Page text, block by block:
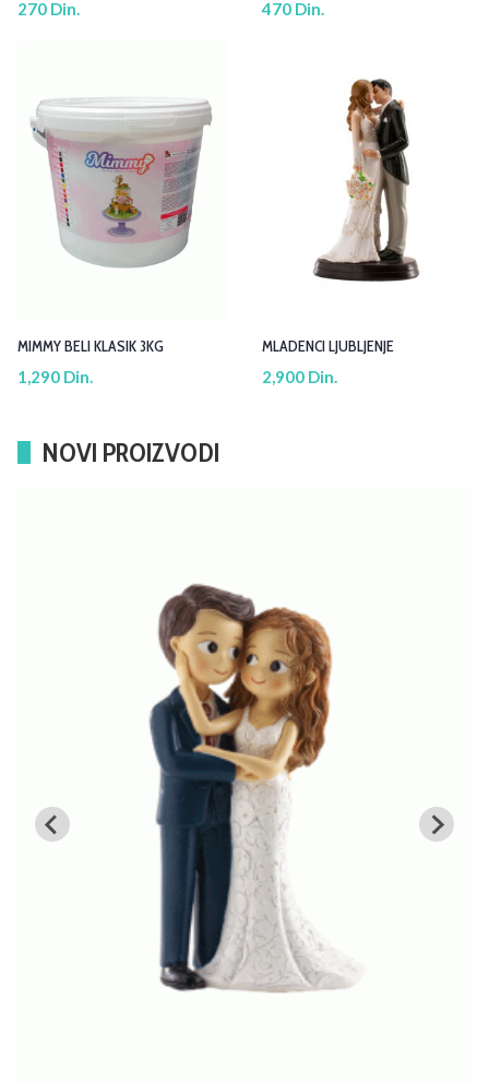
270 Din.
470 Din.
MIMMY BELI KLASIK 3KG
1,290 Din.
MLADENCI LJUBLJENJE
2,900 Din.
NOVI PROIZVODI